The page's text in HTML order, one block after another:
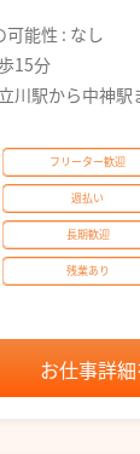
能性 : なし
15分
川駅から中神駅
フリーター歓迎
週払い
長期歓迎
残業あり
お仕事詳